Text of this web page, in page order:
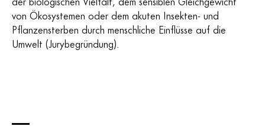
von Ökosystemen oder dem akuten Insekten- und
Pflanzensterben durch menschliche Einflüsse auf die
Umwelt (Jurybegründung).